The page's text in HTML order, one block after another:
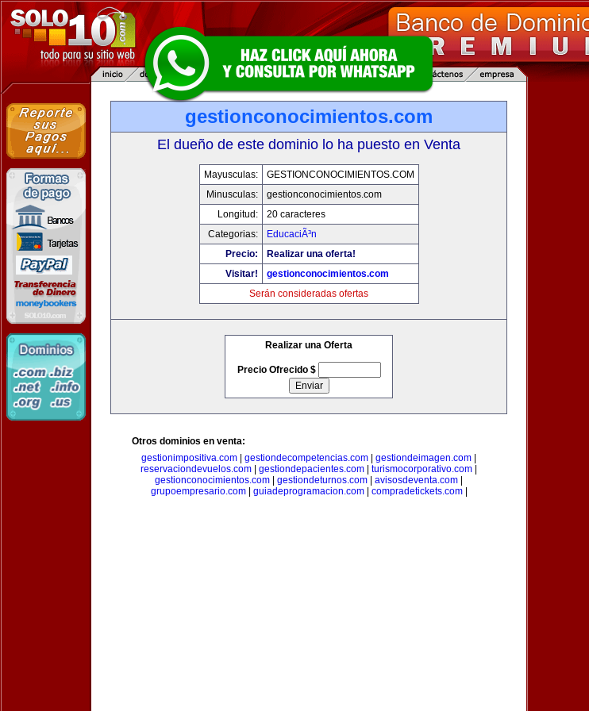
gestionconocimientos.com
El dueño de este dominio lo ha puesto en Venta
Mayusculas:
GESTIONCONOCIMIENTOS.COM
Minusculas:
gestionconocimientos.com
Longitud:
20 caracteres
Categorias:
EducaciÃ³n
Precio:
Realizar una oferta!
Visitar!
gestionconocimientos.com
Serán consideradas ofertas
Realizar una Oferta
Precio Ofrecido $
Otros dominios en venta:
gestionimpositiva.com
gestiondecompetencias.com gestiondeimagen.com
reservaciondevuelos.com
gestiondepacientes.com turismocorporativo.com
gestionconocimientos.com
gestiondeturnos.com avisosdeventa.com
grupoempresario.com| guiadeprogramacion.com| compradetickets.com|